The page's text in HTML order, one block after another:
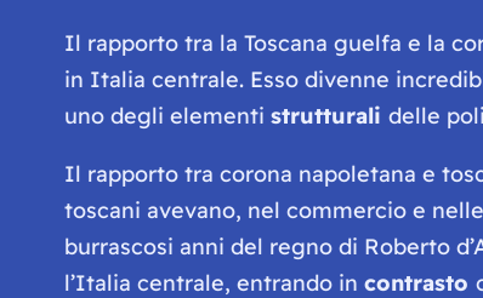
Il rapporto tra la Toscana guelfa e la
in Italia centrale. Esso divenne
uno degli elementi strutturali delle
Il rapporto tra corona napoletana e
toscani avevano, nel commercio e
burrascosi anni del regno di Roberto
l’Italia centrale, entrando in contrasto